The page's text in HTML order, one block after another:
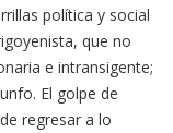
política y social
que no
e intransigente;
El golpe de
regresar a lo